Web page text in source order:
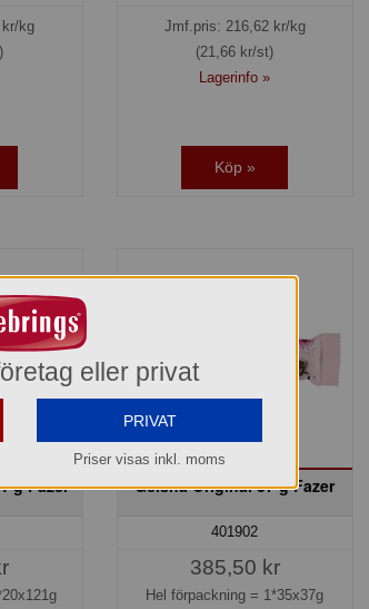
kr/kg
Jmf.pris: 216,62kr/kg
(21,66 kr/st)
Lagerinfo »
Köp »
g Fazer Geisha Original 37 g Fazer
401902
385,50 kr
Hel förpackning = 1*35x37g
eller privat
PRIVAT
Priser visas inkl. moms